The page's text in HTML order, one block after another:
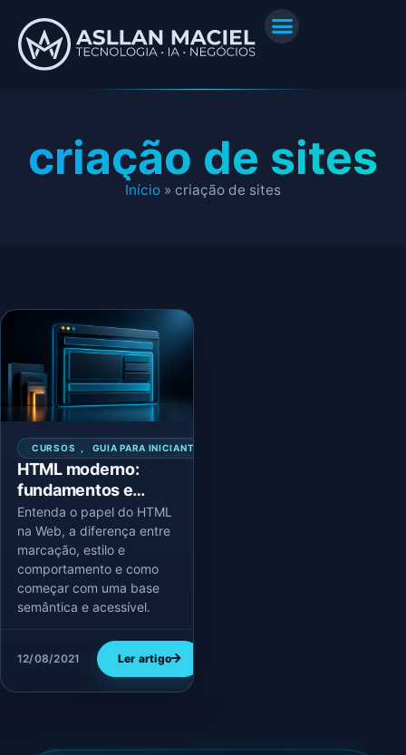
criação de sites
Início » criação de sites
CURSOS GUIA PARA INICIANTES
HTML moderno:
fundamentos e
como a Web é
estruturada
Entenda o papel do HTML
na Web, a diferença entre
marcação, estilo e
comportamento e como
começar com uma base
semântica e acessível.
12/08/2021 Ler artigo